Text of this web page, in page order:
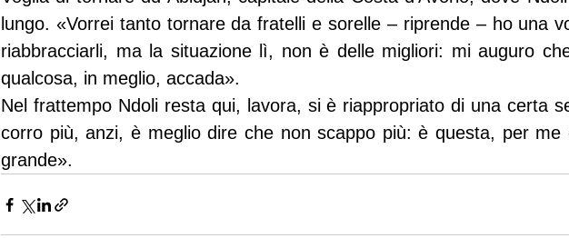
lungo. «Vorrei tanto tornare da fratelli e sorelle – riprende – ho una
riabbracciarli, ma la situazione lì, non è delle migliori: mi auguro
qualcosa, in meglio, accada».
Nel frattempo Ndoli resta qui, lavora, si è riappropriato di una certa
corro più, anzi, è meglio dire che non scappo più: è questa, per me
grande».